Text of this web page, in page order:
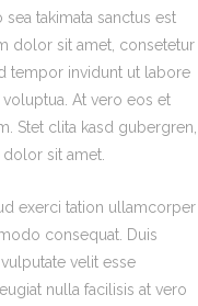
takimata sanctus est
dolor sit amet, consetetur
tempor invidunt ut labore
At vero eos et
Stet clita kasd gubergren,
sit amet.
exerci tation ullamcorper
consequat. Duis
velit esse
nulla facilisis at vero